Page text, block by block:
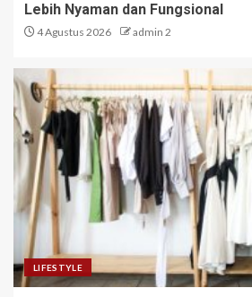
Lebih Nyaman dan Fungsional
4 Agustus 2026 admin 2
LIFESTYLE